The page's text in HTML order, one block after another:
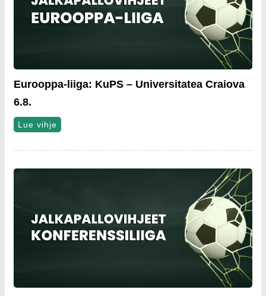
Eurooppa-liiga: KuPS – Universitatea Craiova
6.8.
Lue vihje